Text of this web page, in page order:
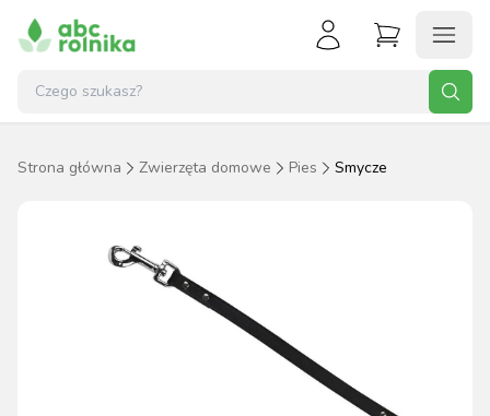
Strona główna Zwierzęta domowe Pies Smycze